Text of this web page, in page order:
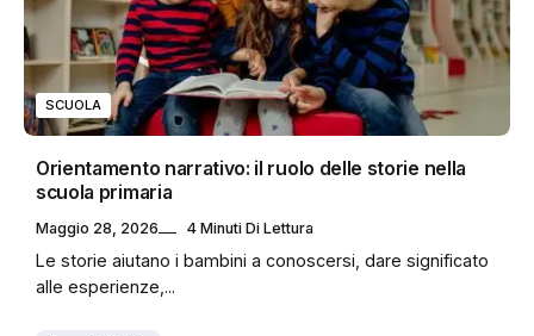
SCUOLA
Orientamento narrativo: il ruolo delle storie nella
scuola primaria
Maggio 28, 2026 4 Minuti Di Lettura
Le storie aiutano i bambini a conoscersi, dare significato
alle esperienze,...